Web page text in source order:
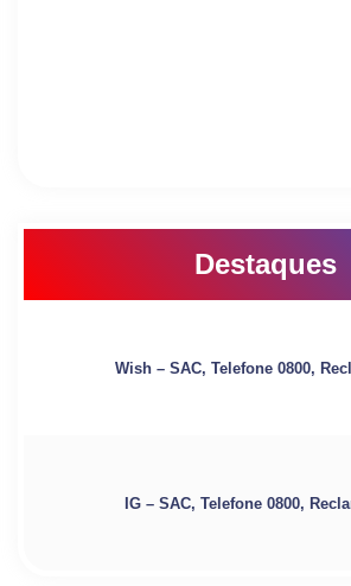
Destaques
Wish – SAC, Telefone 0800,
IG – SAC, Telefone 0800,